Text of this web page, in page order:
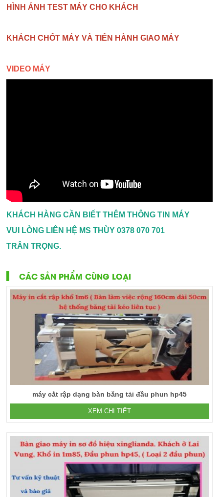
HÌNH ẢNH TEST MÁY CHO KHÁCH
KHÁCH CHỐT MÁY VÀ TIẾN HÀNH GIAO MÁY
VIDEO MÁY
KHÁCH HÀNG CẦN BIẾT THÊM THÔNG TIN MÁY
VUI LÒNG LIÊN HỆ MS THÙY 0378 070 701
TRÂN TRỌNG.
CÁC SẢN PHẨM CÙNG LOẠI
máy cắt rập dạng bàn băng tải đầu phun hp45
XEM CHI TIẾT